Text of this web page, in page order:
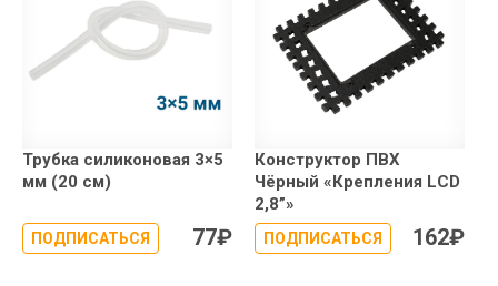
Трубка силиконовая 3×5
мм (20 см)
ПОДПИСАТЬСЯ 77₽
Конструктор ПВХ
Чёрный «Крепления LCD
2,8”»
ПОДПИСАТЬСЯ 162₽